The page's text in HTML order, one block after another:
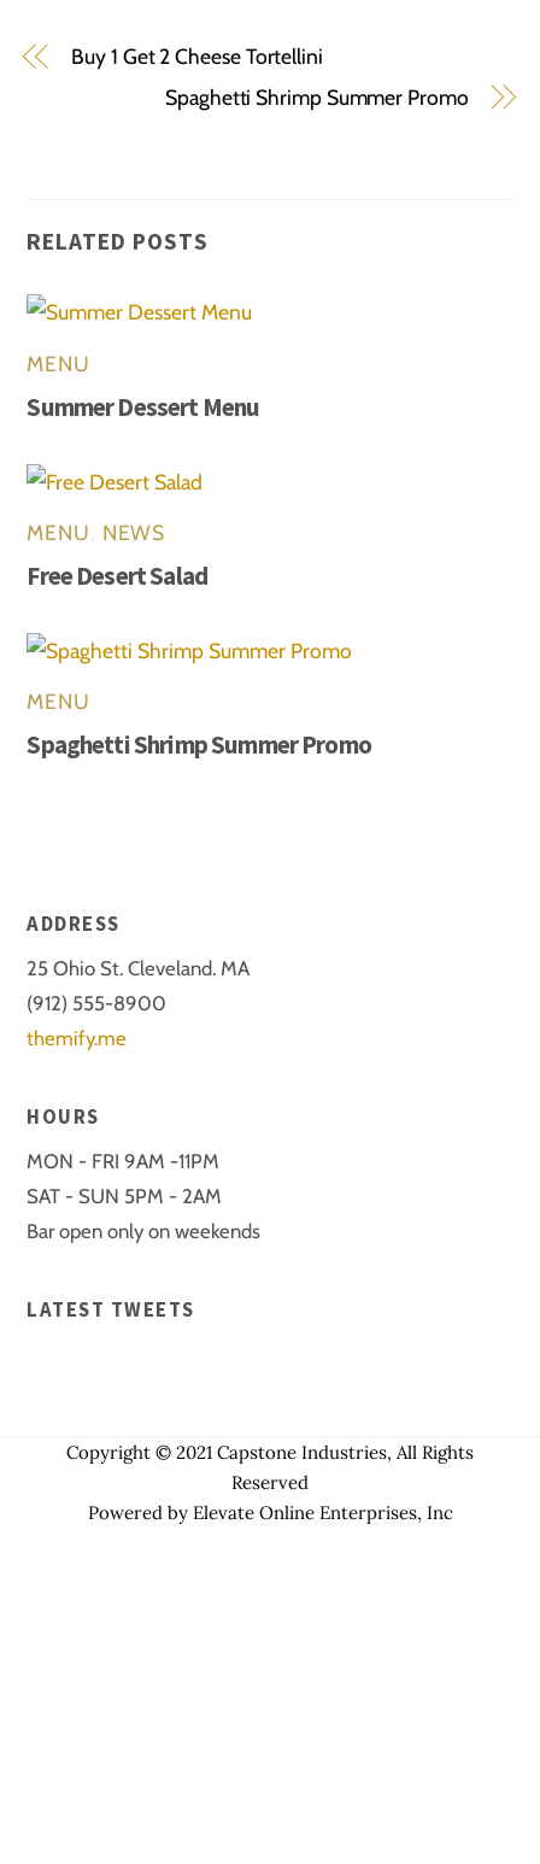
Buy 1 Get 2 Cheese Tortellini
Spaghetti Shrimp Summer Promo
RELATED POSTS
MENU
Summer Dessert Menu
MENU NEWS
Free Desert Salad
MENU
Spaghetti Shrimp Summer Promo
ADDRESS
25 Ohio St. Cleveland. MA
(912) 555-8900
themify.me
HOURS
MON - FRI 9AM -11PM
SAT - SUN 5PM - 2AM
Bar open only on weekends
LATEST TWEETS
Copyright © 2021 Capstone Industries, All Rights
Reserved
Powered by Elevate Online Enterprises, Inc